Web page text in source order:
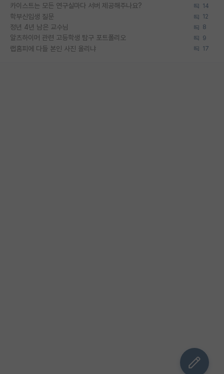
카이스트는 모든 연구실마다 서버 제공해주나요? 14
학부신입생 질문 12
정년 4년 남은 교수님 8
알츠하이머 관련 고등학생 탐구 포트폴리오 9
랩홈피에 다들 본인 사진 올리냐 17